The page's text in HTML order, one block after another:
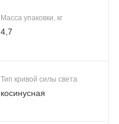
Масса упаковки, кг
4,7
Тип кривой силы света
косинусная